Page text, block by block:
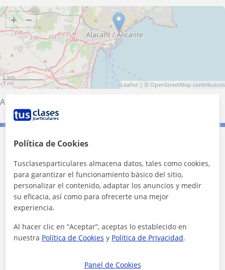
+ −
5 km
3 mi
Leaflet | © OpenStreetMap contributors
Alicante (Ciudad)
Contacta con Alexandra
Tarifa
Política de Cookies
Tusclasesparticulares almacena datos, tales como cookies,
para garantizar el funcionamiento básico del sitio,
personalizar el contenido, adaptar los anuncios y medir
su eficacia, así como para ofrecerte una mejor
experiencia.
Al hacer clic en “Aceptar”, aceptas lo establecido en
nuestra Política de Cookies y Política de Privacidad.
Panel de Cookies